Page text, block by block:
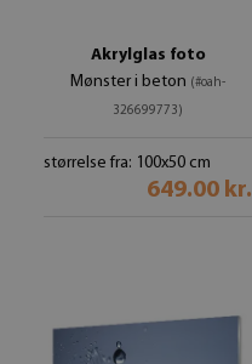
Akrylglas foto
Mønster i beton (#oah-
326699773)
størrelse fra: 100x50 cm
649.00 kr.